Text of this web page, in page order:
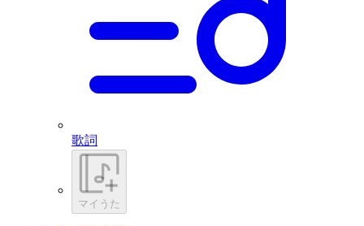
歌詞
マイうた